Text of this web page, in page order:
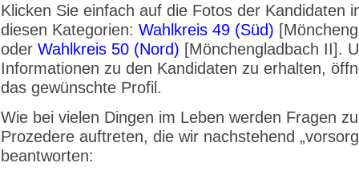
Klicken Sie einfach auf die Fotos der Kandidaten
diesen Kategorien: Wahlkreis 49 (Süd)
oder Wahlkreis 50 (Nord) [Mönchengladbach II].
Informationen zu den Kandidaten zu erhalten,
das gewünschte Profil.
Wie bei vielen Dingen im Leben werden Fragen
Prozedere auftreten, die wir nachstehend
beantworten: